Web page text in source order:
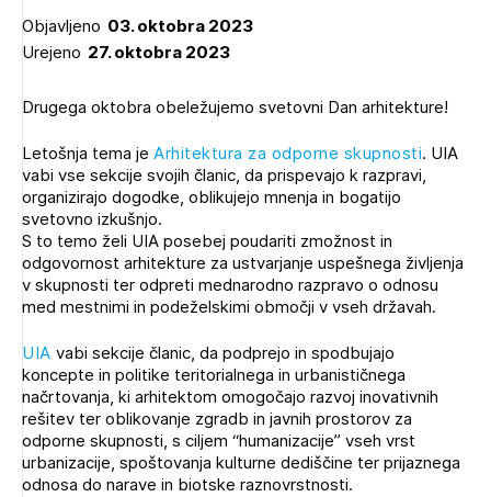
Objavljeno 03. oktobra 2023
Urejeno 27. oktobra 2023
Drugega oktobra obeležujemo svetovni Dan arhitekture!
Letošnja tema je Arhitektura za odporne skupnosti. UIA
vabi vse sekcije svojih članic, da prispevajo k razpravi,
organizirajo dogodke, oblikujejo mnenja in bogatijo
svetovno izkušnjo.
S to temo želi UIA posebej poudariti zmožnost in
odgovornost arhitekture za ustvarjanje uspešnega življenja
v skupnosti ter odpreti mednarodno razpravo o odnosu
med mestnimi in podeželskimi območji v vseh državah.
UIA vabi sekcije članic, da podprejo in spodbujajo
koncepte in politike teritorialnega in urbanističnega
načrtovanja, ki arhitektom omogočajo razvoj inovativnih
rešitev ter oblikovanje zgradb in javnih prostorov za
odporne skupnosti, s ciljem “humanizacije” vseh vrst
urbanizacije, spoštovanja kulturne dediščine ter prijaznega
odnosa do narave in biotske raznovrstnosti.
Novičnik natečajev
Tedenski novičnik javnih naročil
NAPREJ